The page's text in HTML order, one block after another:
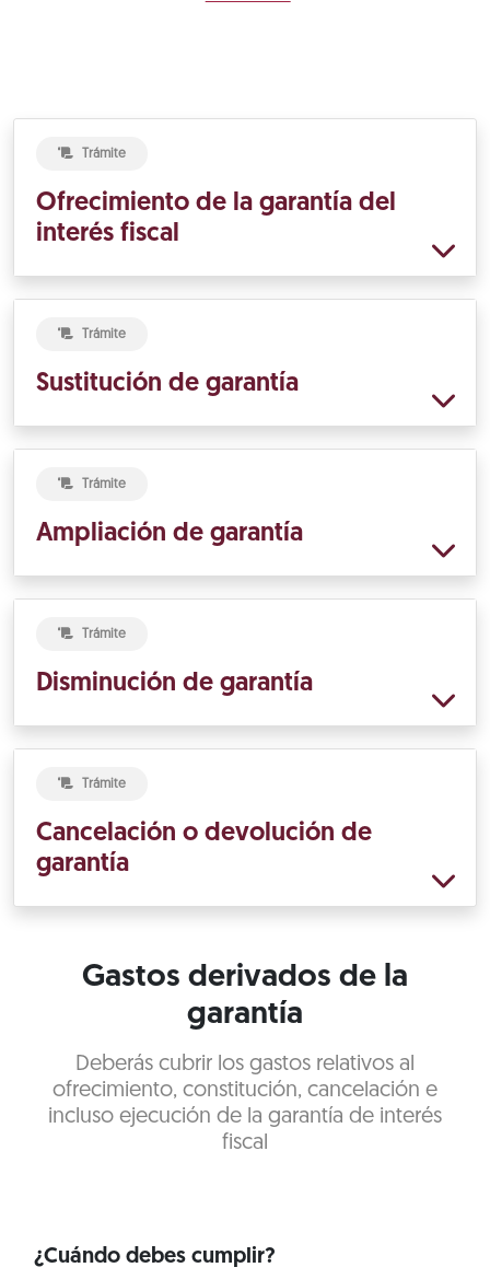
Trámite
Ofrecimiento de la garantía del
interés fiscal
Trámite
Sustitución de garantía
Trámite
Ampliación de garantía
Trámite
Disminución de garantía
Trámite
Cancelación o devolución de
garantía
Gastos derivados de la
garantía
Deberás cubrir los gastos relativos al
ofrecimiento, constitución, cancelación e
incluso ejecución de la garantía de interés
fiscal
¿Cuándo debes cumplir?